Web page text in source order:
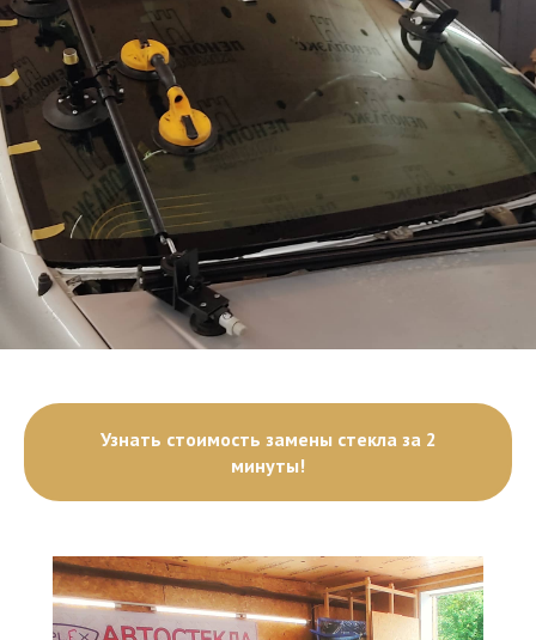
Узнать стоимость замены стекла за 2
минуты!